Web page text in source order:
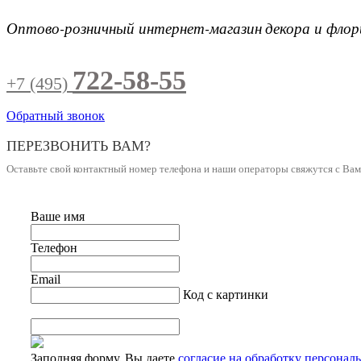
Оптово-розничный интернет-магазиндекора и
+7 (495) 722-58-55
Обратный звонок
ПЕРЕЗВОНИТЬ ВАМ?
Оставьте свой контактный номер телефона и наши операторы свяжутся с
Ваше имя
Телефон
Email
Код с картинки
Заполняя форму, Вы даете согласие на обработку